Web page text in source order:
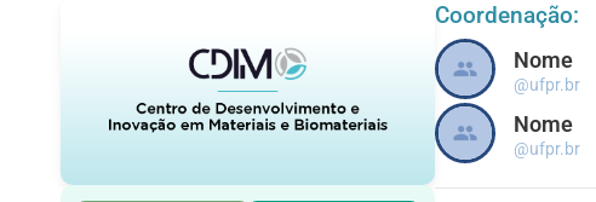
Coordenação:
Nome
@ufpr.br
Nome
@ufpr.br